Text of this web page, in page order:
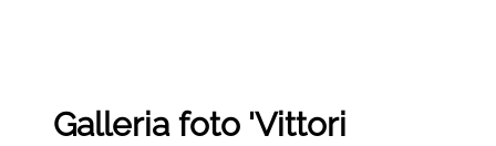
Galleria foto 'Vittori